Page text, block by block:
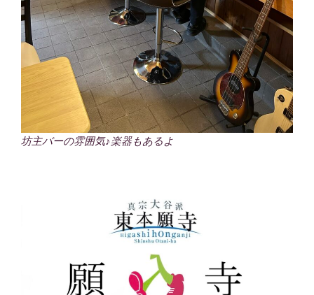
坊主バーの雰囲気♪楽器もあるよ